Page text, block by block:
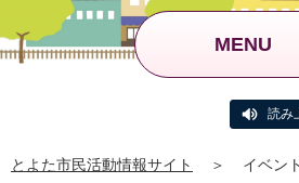
MENU
読み
とよた市民活動情報サイト ＞ イベン